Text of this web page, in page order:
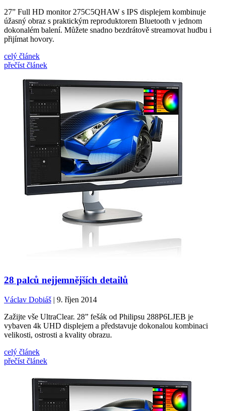
27” Full HD monitor 275C5QHAW s IPS displejem kombinuje
úžasný obraz s praktickým reproduktorem Bluetooth v jednom
dokonalém balení. Můžete snadno bezdrátově streamovat hudbu i
přijímat hovory.
celý článek
přečíst článek
28 palců nejjemnějších detailů
Václav Dobiáš | 9. říjen 2014
Zažijte vše UltraClear. 28” fešák od Philipsu 288P6LJEB je
vybaven 4k UHD displejem a představuje dokonalou kombinaci
velikosti, ostrosti a kvality obrazu.
celý článek
přečíst článek